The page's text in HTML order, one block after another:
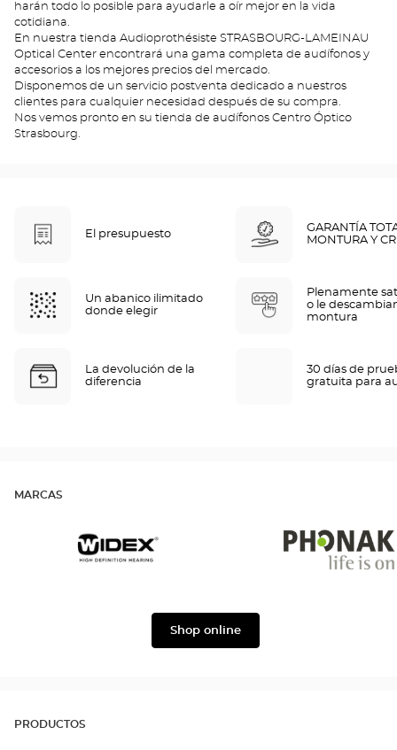
harán todo lo posible para ayudarle a oír mejor en la vida
cotidiana.
En nuestra tienda Audioprothésiste STRASBOURG-LAMEINAU
Optical Center encontrará una gama completa de audífonos y
accesorios a los mejores precios del mercado.
Disponemos de un servicio postventa dedicado a nuestros
clientes para cualquier necesidad después de su compra.
Nos vemos pronto en su tienda de audífonos Centro Óptico
Strasbourg.
El presupuesto
GARANTÍA
MONTURA Y
Un abanico ilimitado
donde elegir
Plenamente
o le
montura
La devolución de la
diferencia
30 días de
gratuita para
MARCAS
Shop online
PRODUCTOS